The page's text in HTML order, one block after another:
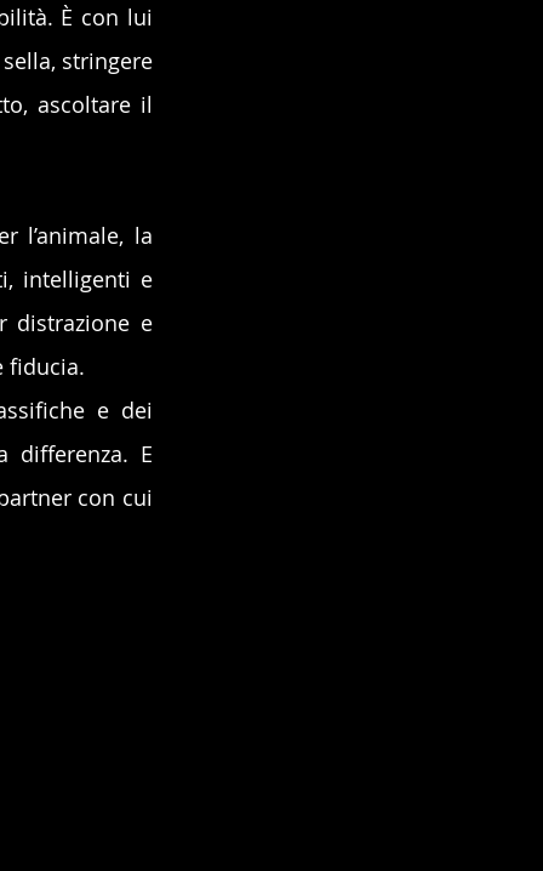
È con lui
stringere
ascoltare il
l’animale, la
intelligenti e
distrazione e
fiducia.
e dei
E
con cui